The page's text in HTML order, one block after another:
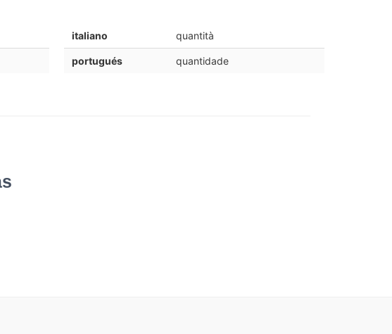
italiano quantità
portugués quantidade